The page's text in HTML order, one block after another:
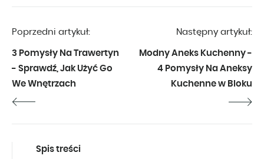
od początku 2019 roku.
Poprzedni artykuł:
3 Pomysły Na Trawertyn
- Sprawdź, Jak Użyć Go
We Wnętrzach
Następny artykuł:
Modny Aneks Kuchenny -
4 Pomysły Na Aneksy
Kuchenne w Bloku
Spis treści